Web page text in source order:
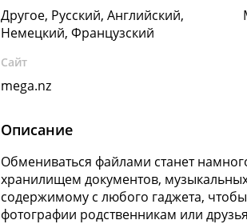
Другое, Русский, Английский,
Немецкий, Французский
Сайт
mega.nz
Описание
Обмениваться файлами станет
хранилищем документов,
содержимому с любого гаджета, чтобы
фотографии родственникам или